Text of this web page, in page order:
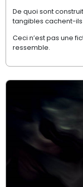
De quoi sont
tangibles cachent-ils
Ceci n’est pas une
ressemble.